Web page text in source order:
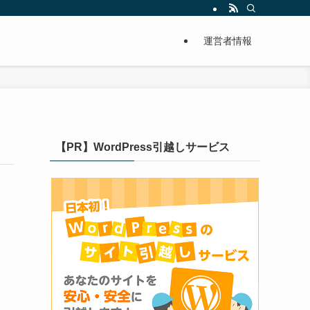
運営者情報
【PR】WordPress引越しサービス